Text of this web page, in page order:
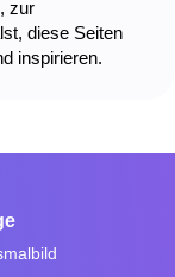
zur
diese Seiten
inspirieren.